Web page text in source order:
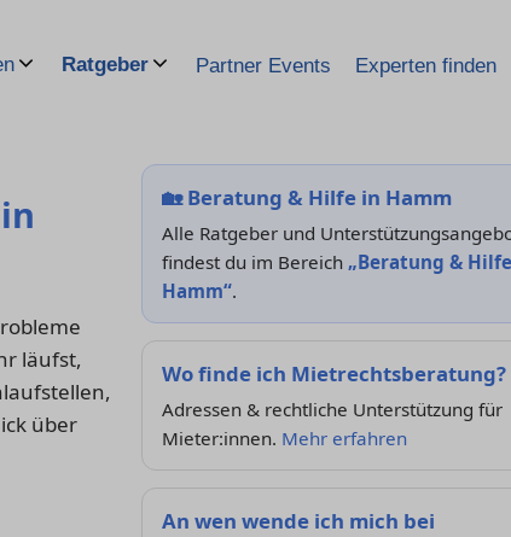
Ratgeber Partner Events Experten finden
läufst,
über
🏡Beratung & Hilfe in Hamm
Alle Ratgeber und
findest du im Bereich „Beratung &
Hamm“.
Wo finde ich Mietrechtsberatung?
Adressen & rechtliche Unterstützung für
Mieter:innen. Mehr erfahren
An wen wende ich mich bei